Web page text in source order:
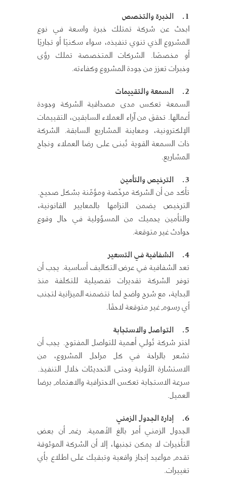
1. الخبرة والتخصص
ابحث عن شركة تمتلك خبرة واسعة في نوع
المشروع الذي تنوي تنفيذه، سواء سكنيًا أو تجاريًا
أو مخصصًا. الشركات المتخصصة تملك رؤى
وخبرات تعزز من جودة المشروع وكفاءته.
2. السمعة والتقييمات
السمعة تعكس مدى مصداقية الشركة وجودة
أعمالها. تحقق من آراء العملاء السابقين، التقييمات
الإلكترونية، ومعاينة المشاريع السابقة. الشركة
ذات السمعة القوية تُبنى على رضا العملاء ونجاح
المشاريع.
3. الترخيص والتأمين
تأكد من أن الشركة مرخّصة ومؤمّنة بشكل صحيح.
الترخيص يضمن التزامها بالمعايير القانونية،
والتأمين يحميك من المسؤولية في حال وقوع
حوادث غير متوقعة.
4. الشفافية في التسعير
تعد الشفافية في عرض التكاليف أساسية. يجب أن
توفر الشركة تقديرات تفصيلية للتكلفة منذ
البداية، مع شرح واضح لما تتضمنه الميزانية لتجنب
أي رسوم غير متوقعة لاحقًا.
5. التواصل والاستجابة
اختر شركة تُولي أهمية للتواصل المفتوح. يجب أن
تشعر بالراحة في كل مراحل المشروع، من
الاستشارة الأولية وحتى التحديثات خلال التنفيذ.
سرعة الاستجابة تعكس الاحترافية والاهتمام برضا
العميل.
6. إدارة الجدول الزمني
الجدول الزمني أمر بالغ الأهمية. رغم أن بعض
التأخيرات لا يمكن تجنبها، إلا أن الشركة الموثوقة
تقدم مواعيد إنجاز واقعية وتبقيك على اطلاع بأي
تغييرات.